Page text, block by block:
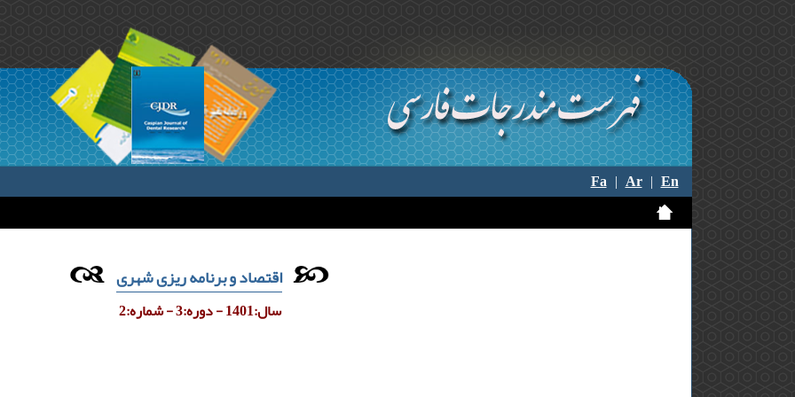
Fa|Ar|En
اقتصاد و برنامه ریزی شهری
سال:1401 - دوره:3 - شماره:2